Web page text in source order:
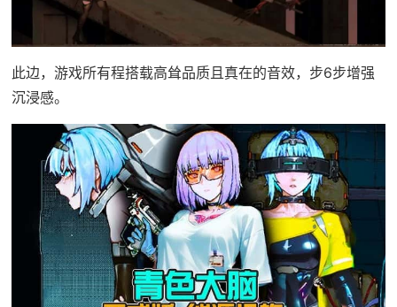
此边，游戏所有程搭载高耸品质且真在的音效，步6步增强
沉浸感。